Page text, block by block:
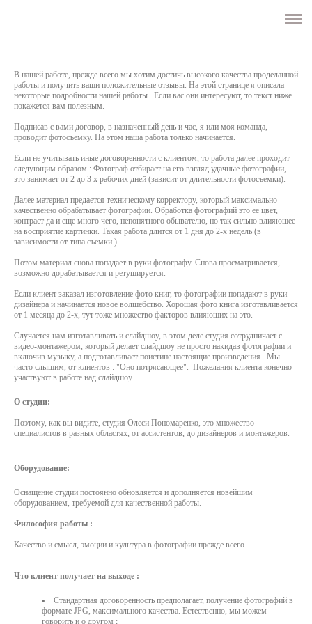
СВАДЕБНАЯ ФОТОГРАФИЯ
ДЕТСКАЯ ФОТОГРАФИЯ
БИЗНЕС-ФОТОГРАФИЯ
ИНФОРМАЦИЯ
КОНЦЕПЦИЯ РАБОТЫ
СВАДЕБНАЯ ФОТОГРАФИЯ
ФОТОСЪЕМКА: ДЕНЬ РОЖДЕНИЯ
ФОТОСЪЕМКА: КРЕЩЕНИЯ
ОТЗЫВЫ
КЛИЕНТАМ
В нашей работе, прежде всего мы хотим достичь высокого качества проделанной
работы и получить ваши положительные отзывы. На этой странице я описала
некоторые подробности нашей работы.. Если вас они интересуют, то текст ниже
покажется вам полезным.
Подписав с вами договор, в назначенный день и час, я или моя команда,
проводит фотосъемку. На этом наша работа только начинается.
Если не учитывать иные договоренности с клиентом, то работа далее проходит
следующим образом : Фотограф отбирает на его взгляд удачные фотографии,
это занимает от 2 до 3 х рабочих дней (зависит от длительности фотосъемки).
Далее материал предается техническому корректору, который максимально
качественно обрабатывает фотографии. Обработка фотографий это ее цвет,
контраст да и еще много чего, непонятного обывателю, но так сильно влияющее
на восприятие картинки. Такая работа длится от 1 дня до 2-х недель (в
зависимости от типа съемки ).
Потом материал снова попадает в руки фотографу. Снова просматривается,
возможно дорабатывается и ретушируется.
Если клиент заказал изготовление фото книг, то фотографии попадают в руки
дизайнера и начинается новое волшебство. Хорошая фото книга изготавливается
от 1 месяца до 2-х, тут тоже множество факторов влияющих на это.
Случается нам изготавливать и слайдшоу, в этом деле студия сотрудничает с
видео-монтажером, который делает слайдшоу не просто накидав фотографии и
включив музыку, а подготавливает поистине настоящие произведения.. Мы
часто слышим, от клиентов : "Оно потрясающее". Пожелания клиента конечно
участвуют в работе над слайдшоу.
О студии:
Поэтому, как вы видите, студия Олеси Пономаренко, это множество
специалистов в разных областях, от ассистентов, до дизайнеров и монтажеров.
Оборудование:
Оснащение студии постоянно обновляется и дополняется новейшим
оборудованием, требуемой для качественной работы.
Философия работы :
Качество и смысл, эмоции и культура в фотографии прежде всего.
Что клиент получает на выходе :
Стандартная договоренность предполагает, получение фотографий в
формате JPG, максимального качества. Естественно, мы можем
говорить и о другом ;